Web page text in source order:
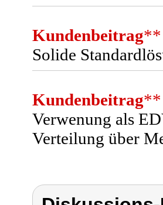
Kundenbeitrag**
Solide
Kundenbeitrag**
Verwenung als
Verteilung über